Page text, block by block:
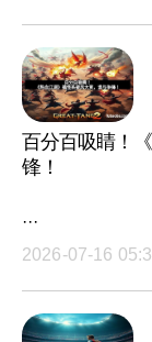
百分百吸睛！
锋！
···
2026-07-16